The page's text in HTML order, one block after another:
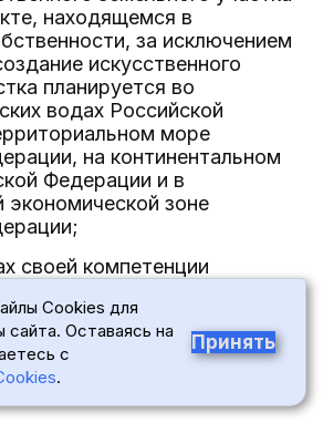
находящемся в
за исключением
искусственного
планируется во
водах Российской
море
на континентальном
Федерации и в
экономической зоне
своей компетенции
иных правонарушений среди
и подведомственных
находящихся на
полномочий
Cookies для
сайта. Оставаясь на
с
.
Принять